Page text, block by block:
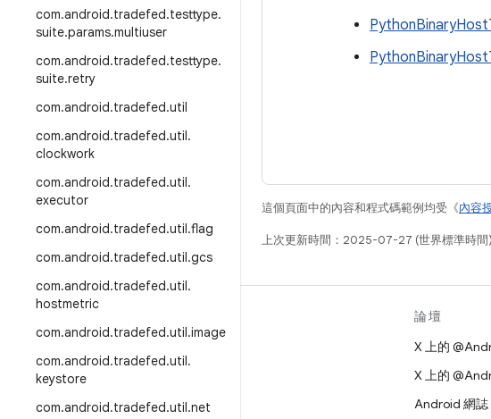
com.android.tradefed.testtype.
suite.params.multiuser
com.android.tradefed.testtype.
suite.retry
com.android.tradefed.util
com.android.tradefed.util.
clockwork
com.android.tradefed.util.
executor
com.android.tradefed.util.flag
com.android.tradefed.util.gcs
com.android.tradefed.util.
hostmetric
com.android.tradefed.util.image
com.android.tradefed.util.
keystore
com.android.tradefed.util.net
這個頁面中的內容和程式碼範例均受《內容
上次更新時間：2025-07-27 (世界標準時間)
相關規定
下載程式碼
論壇
X 上的
X 上的
Android 網誌